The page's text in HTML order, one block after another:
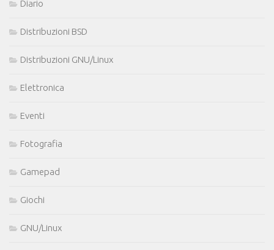
Diario
Distribuzioni BSD
Distribuzioni GNU/Linux
Elettronica
Eventi
Fotografia
Gamepad
Giochi
GNU/Linux